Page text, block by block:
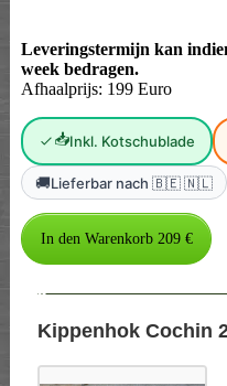
Leveringstermijn kan
week bedragen.
Afhaalprijs: 199 Euro
📥Inkl. Kotschublade
🚚Lieferbar nach 🇧🇪 🇳🇱
--
Kippenhok Cochin